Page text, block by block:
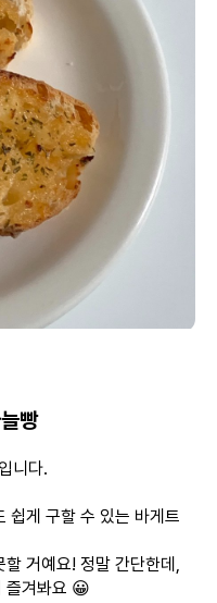
빵
니다.
쉽게 구할 수 있는 바게트
거예요! 정말 간단한데,
즐겨봐요 😀